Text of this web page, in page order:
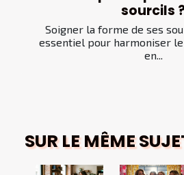
sourcils
Soigner la forme de ses
essentiel pour harmoniser
en...
SUR LE MÊME